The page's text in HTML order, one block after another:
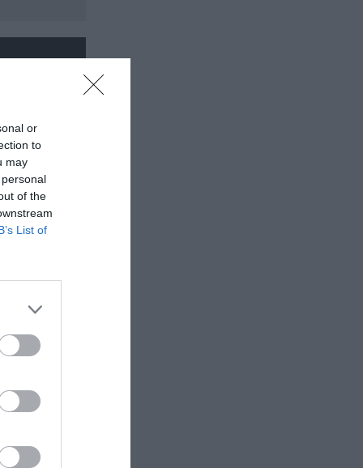
or
to
may
of the
List of